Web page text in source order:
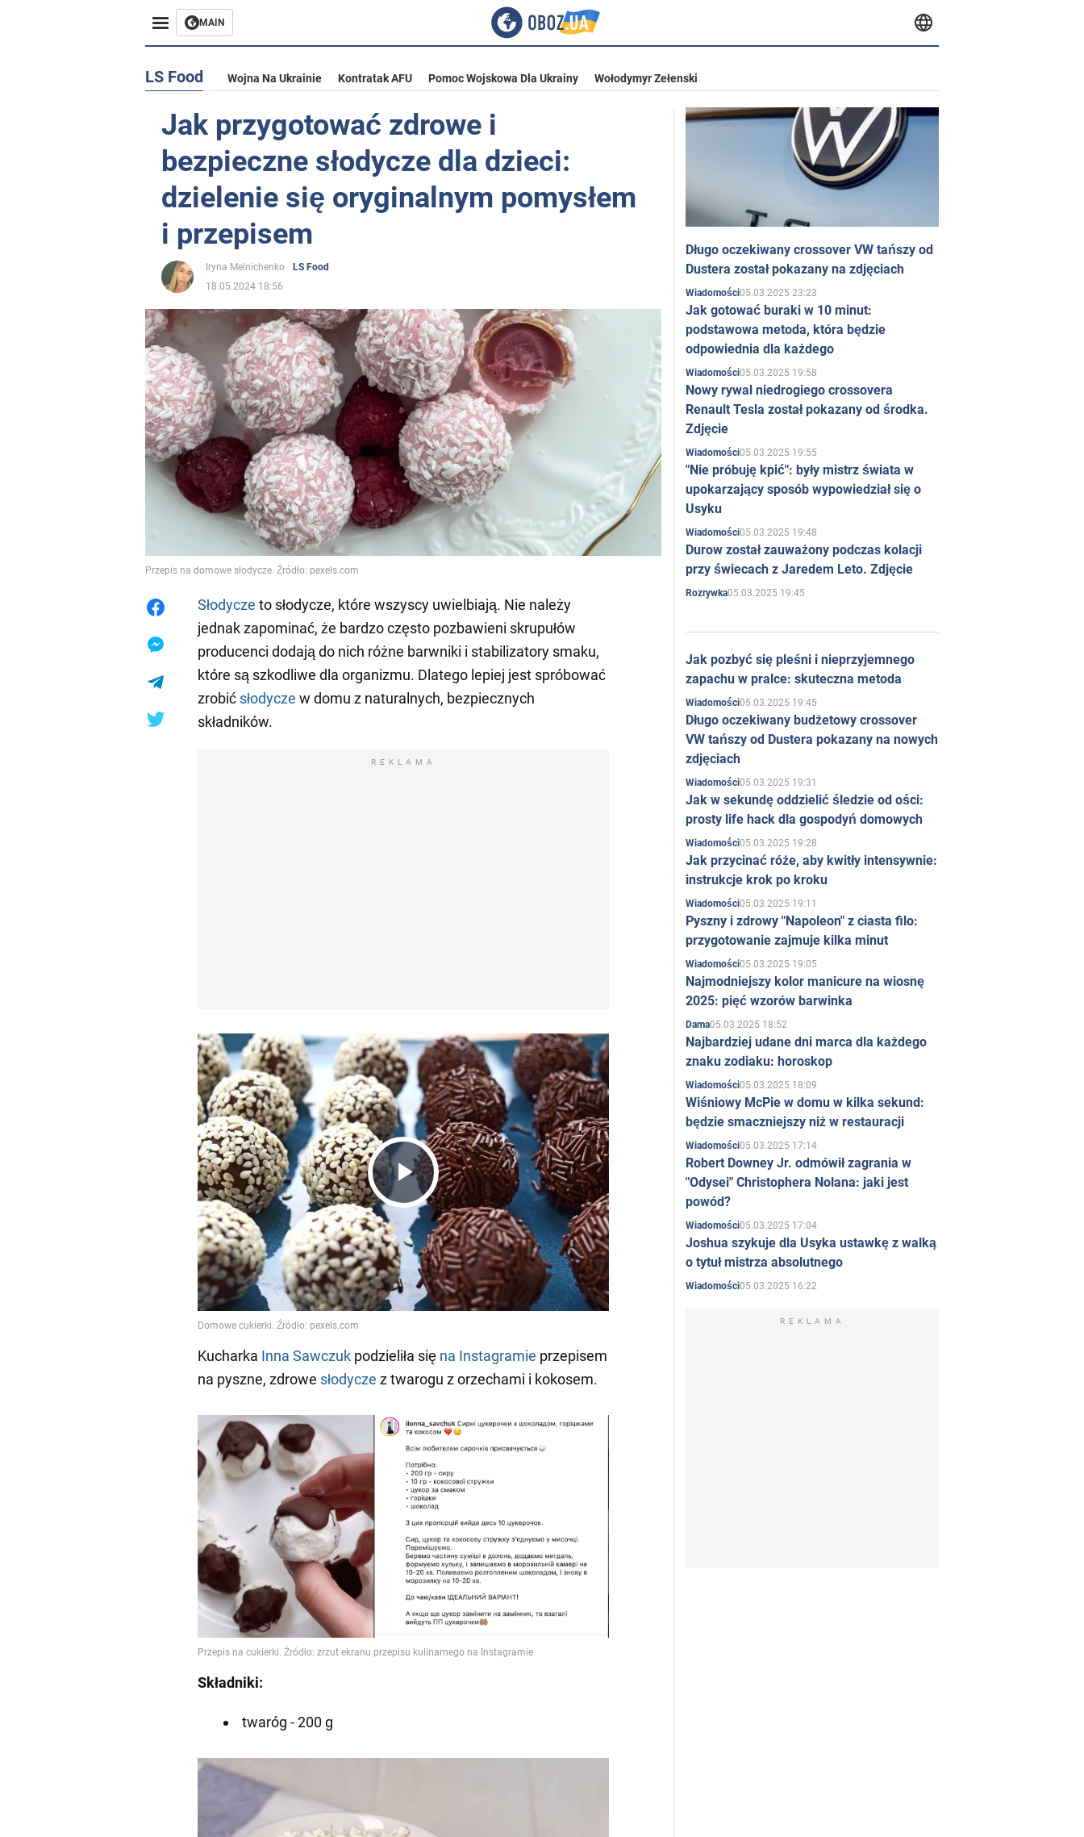
MAIN
LS Food Wojna Na Ukrainie Kontratak AFU Pomoc Wojskowa Dla Ukrainy Wołodymyr Zełenski
Jak przygotować zdrowe i
bezpieczne słodycze dla dzieci:
dzielenie się oryginalnym pomysłem
i przepisem
Iryna Melnichenko
LS Food
18.05.2024 18:56
Przepis na domowe słodycze. Źródło: pexels.com
Słodycze to słodycze, które wszyscy uwielbiają. Nie należy
jednak zapominać, że bardzo często pozbawieni skrupułów
producenci dodają do nich różne barwniki i stabilizatory smaku,
które są szkodliwe dla organizmu. Dlatego lepiej jest spróbować
zrobić słodycze w domu z naturalnych, bezpiecznych
składników.
REKLAMA
Play
Video
Kucharka Inna Sawczuk podzieliła się na Instagramie przepisem
na pyszne, zdrowe słodycze z twarogu z orzechami i kokosem.
Składniki:
twaróg - 200 g
Długo oczekiwany crossover VW tańszy od
Dustera został pokazany na zdjęciach
Wiadomości05.03.2025 23:23
Jak gotować buraki w 10 minut:
podstawowa metoda, która będzie
odpowiednia dla każdego
Wiadomości05.03.2025 19:58
Nowy rywal niedrogiego crossovera
Renault Tesla został pokazany od środka.
Zdjęcie
Wiadomości05.03.2025 19:55
"Nie próbuję kpić": były mistrz świata w
upokarzający sposób wypowiedział się o
Usyku
Wiadomości05.03.2025 19:48
Durow został zauważony podczas kolacji
przy świecach z Jaredem Leto. Zdjęcie
Rozrywka05.03.2025 19:45
Jak pozbyć się pleśni i nieprzyjemnego
zapachu w pralce: skuteczna metoda
Wiadomości05.03.2025 19:45
Długo oczekiwany budżetowy crossover
VW tańszy od Dustera pokazany na nowych
zdjęciach
Wiadomości05.03.2025 19:31
Jak w sekundę oddzielić śledzie od ości:
prosty life hack dla gospodyń domowych
Wiadomości05.03.2025 19:28
Jak przycinać róże, aby kwitły intensywnie:
instrukcje krok po kroku
Wiadomości05.03.2025 19:11
Pyszny i zdrowy "Napoleon" z ciasta filo:
przygotowanie zajmuje kilka minut
Wiadomości05.03.2025 19:05
Najmodniejszy kolor manicure na wiosnę
2025: pięć wzorów barwinka
Dama05.03.2025 18:52
Najbardziej udane dni marca dla każdego
znaku zodiaku: horoskop
Wiadomości05.03.2025 18:09
Wiśniowy McPie w domu w kilka sekund:
będzie smaczniejszy niż w restauracji
Wiadomości05.03.2025 17:14
Robert Downey Jr. odmówił zagrania w
"Odysei" Christophera Nolana: jaki jest
powód?
Wiadomości05.03.2025 17:04
Joshua szykuje dla Usyka ustawkę z walką
o tytuł mistrza absolutnego
Wiadomości05.03.2025 16:22
REKLAMA